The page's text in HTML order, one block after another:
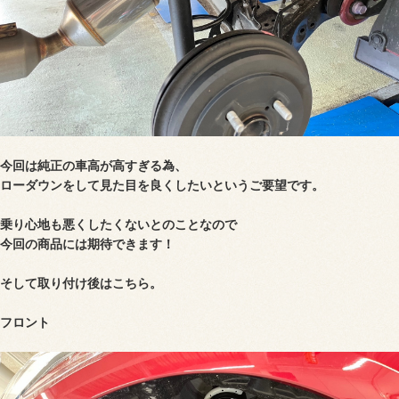
今回は純正の車高が高すぎる為、
ローダウンをして見た目を良くしたいというご要望です。
乗り心地も悪くしたくないとのことなので
今回の商品には期待できます！
そして取り付け後はこちら。
フロント